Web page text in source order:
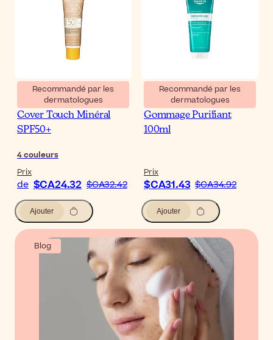
Recommandé par les
dermatologues
Bioderma Photoderm
Cover Touch Minéral
SPF50+
4couleurs
Prix
de $CA24.32 $CA32.42
Ajouter
Recommandé par les
dermatologues
Eucerin DermoPure
Gommage Purifiant
100ml
Prix
$CA31.43 $CA34.92
Ajouter
Blog